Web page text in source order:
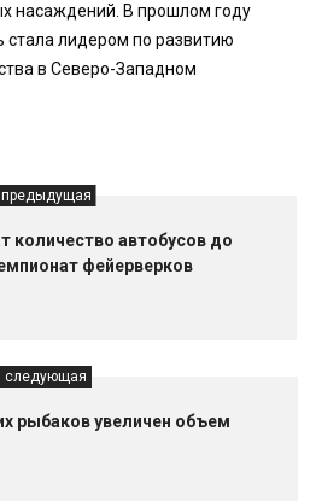
насаждений. В прошлом году
стала лидером по развитию
в Северо-Западном
предыдущая
количество автобусов до
фейерверков
следующая
рыбаков увеличен объем